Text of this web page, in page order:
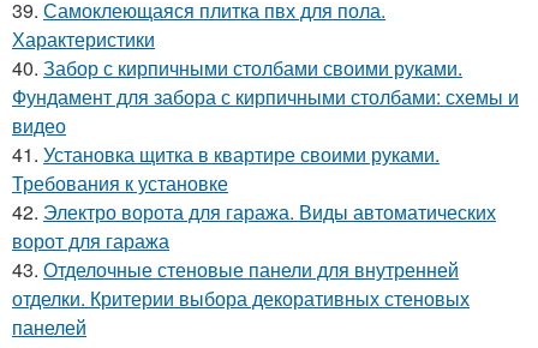
39. Самоклеющаяся плитка пвх для пола.
Характеристики
40. Забор с кирпичными столбами своими руками.
Фундамент для забора с кирпичными столбами: схемы и
видео
41. Установка щитка в квартире своими руками.
Требования к установке
42. Электро ворота для гаража. Виды автоматических
ворот для гаража
43. Отделочные стеновые панели для внутренней
отделки. Критерии выбора декоративных стеновых
панелей